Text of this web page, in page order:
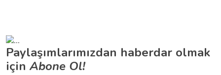
Paylaşımlarımızdan haberdar olmak
için Abone Ol!